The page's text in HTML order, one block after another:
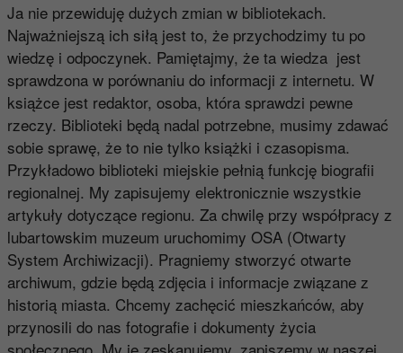
Ja nie przewiduję dużych zmian w bibliotekach.
Najważniejszą ich siłą jest to, że przychodzimy tu po
wiedzę i odpoczynek. Pamiętajmy, że ta wiedza jest
sprawdzona w porównaniu do informacji z internetu. W
książce jest redaktor, osoba, która sprawdzi pewne
rzeczy. Biblioteki będą nadal potrzebne, musimy zdawać
sobie sprawę, że to nie tylko książki i czasopisma.
Przykładowo biblioteki miejskie pełnią funkcję biografii
regionalnej. My zapisujemy elektronicznie wszystkie
artykuły dotyczące regionu. Za chwilę przy współpracy z
lubartowskim muzeum uruchomimy OSA (Otwarty
System Archiwizacji). Pragniemy stworzyć otwarte
archiwum, gdzie będą zdjęcia i informacje związane z
historią miasta. Chcemy zachęcić mieszkańców, aby
przynosili do nas fotografie i dokumenty życia